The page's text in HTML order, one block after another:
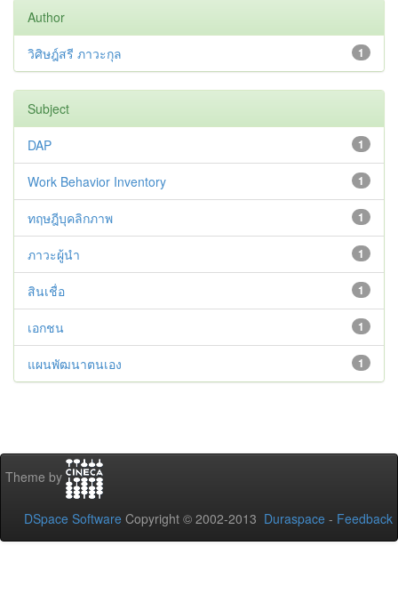
Author
1
วิศิษฎ์สรี ภาวะกุล
Subject
1
DAP
1
Work Behavior Inventory
1
ทฤษฎีบุคลิกภาพ
1
ภาวะผู้นำ
1
สินเชื่อ
1
เอกชน
1
แผนพัฒนาตนเอง
Theme by
DSpace Software Copyright © 2002-2013 Duraspace - Feedback